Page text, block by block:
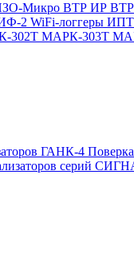
Микро ВТР ИР
2 WiFi-логгеры
302Т МАРК-303Т
ГАНК-4
серий